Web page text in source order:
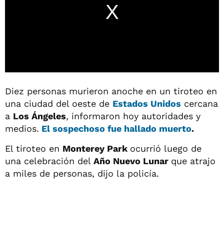
Diez personas murieron anoche en un tiroteo en
una ciudad del oeste de Estados Unidos cercana
a Los Ángeles, informaron hoy autoridades y
medios. El sospechoso fue hallado muerto.
El tiroteo en Monterey Park ocurrió luego de
una celebración del Año Nuevo Lunar que atrajo
a miles de personas, dijo la policía.